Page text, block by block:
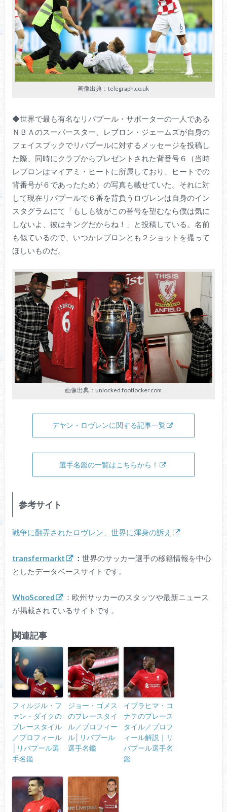
画像出典：telegraph.co.uk
◆世界で最も有名なリバプール・サポーターの一人である
ＮＢＡのスーパースター、レブロン・ジェームズが自身の
フェイスブックでリバプールに対するメッセージを投稿し
た際、同時にクラブからプレゼントされた背番号６（当時
レブロンはマイアミ・ヒートに所属しており、ヒートでの
背番号が６であったため）の写真も載せていた。それに対
して現在リバプールで６番を背負うロヴレンは自身のイン
スタグラムにて「もしも彼がこの番号を望むなら僕は気に
しないよ、彼はキングだからね！」と投稿している。名前
も似ているので、いつかレブロンとも２ショットを撮って
ほしいものだ。
画像出典：unlocked.footlocker.com
デヤン・ロヴレンに関する記事一覧
選手名鑑の一覧はこちらから！
参考サイト
戦争に翻弄されたロヴレン、世界に渾身の訴え
transfermarkt ： 世界のサッカー選手の移籍情報を中心
としたデータベースサイトです。
WhoScored
：欧州サッカーのスタッツや最新ニュース
が掲載されているサイトです。
関連記事
フィルジル・フ
ァン・ダイクの
プレースタイル
／プロフィール
│リバプール選
手名鑑
ジョー・ゴメス
のプレースタイ
ル／プロフィー
ル│リバプール
選手名鑑
イブラヒマ・コ
ナテのプレース
タイル／プロフ
ィール解説｜リ
バプール選手名
鑑